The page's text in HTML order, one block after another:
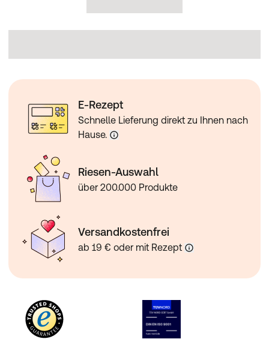
E-Rezept
Schnelle Lieferung direkt zu Ihnen nach
Hause.
Riesen-Auswahl
über 200.000 Produkte
Versandkostenfrei
ab 19 € oder mit Rezept